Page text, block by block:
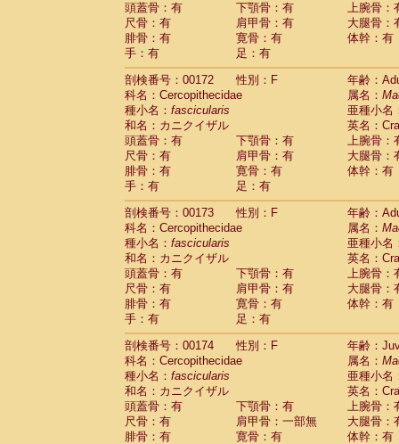
頭蓋骨：有
下顎骨：有
上腕骨：
尺骨：有
肩甲骨：有
大腿骨：
腓骨：有
寛骨：有
体幹：有
手：有
足：有
剖検番号：00172
性別：F
年齢：
科名：Cercopithecidae
属名：
種小名： fascicularis
亜種小名
和名：カニクイザル
英名：
頭蓋骨：有
下顎骨：有
上腕骨：
尺骨：有
肩甲骨：有
大腿骨：
腓骨：有
寛骨：有
体幹：有
手：有
足：有
剖検番号：00173
性別：F
年齢：
科名：Cercopithecidae
属名：
種小名： fascicularis
亜種小名
和名：カニクイザル
英名：
頭蓋骨：有
下顎骨：有
上腕骨：
尺骨：有
肩甲骨：有
大腿骨：
腓骨：有
寛骨：有
体幹：有
手：有
足：有
剖検番号：00174
性別：F
年齢：
科名：Cercopithecidae
属名：
種小名： fascicularis
亜種小名
和名：カニクイザル
英名：
頭蓋骨：有
下顎骨：有
上腕骨：
尺骨：有
肩甲骨：一部無
大腿骨：
腓骨：有
寛骨：有
体幹：有